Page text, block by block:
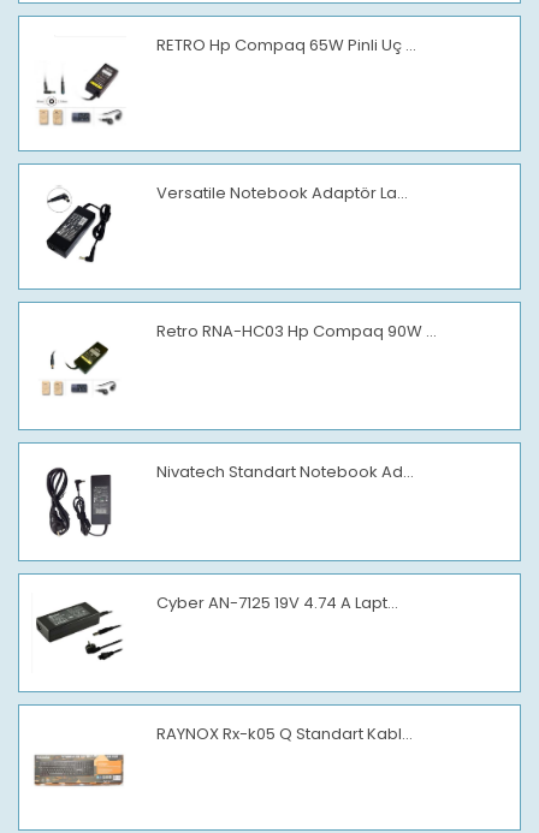
RETRO Hp Compaq 65W Pinli Uç ...
Versatile Notebook Adaptör La...
Retro RNA-HC03 Hp Compaq 90W ...
Nivatech Standart Notebook Ad...
Cyber AN-7125 19V 4.74 A Lapt...
RAYNOX Rx-k05 Q Standart Kabl...